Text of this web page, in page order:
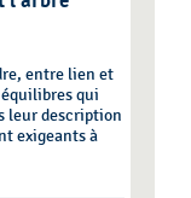
entre lien et
qui
leur description
exigeants à